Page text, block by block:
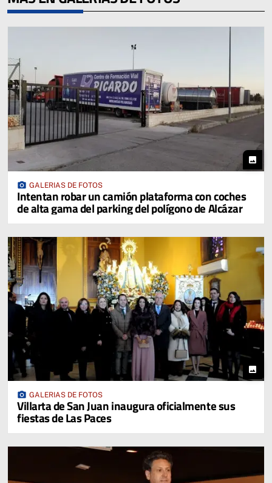
photo
photo_camera GALERIAS DE FOTOS
Intentan robar un camión plataforma con coches
de alta gama del parking del polígono de Alcázar
photo
photo_camera GALERIAS DE FOTOS
Villarta de San Juan inaugura oficialmente sus
fiestas de Las Paces